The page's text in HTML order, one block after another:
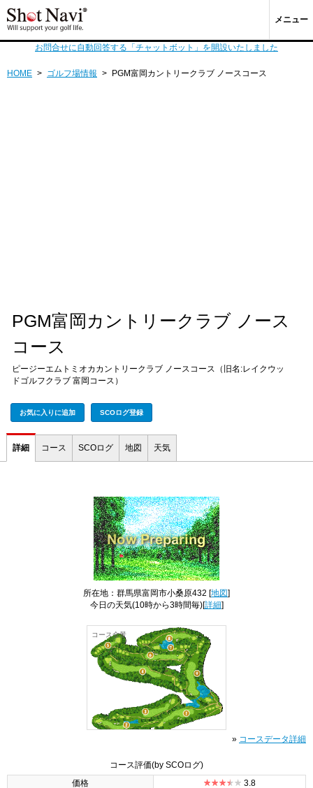
メニュー
お問合せに自動回答する「チャットボット」を開設いたしました
HOME > ゴルフ場情報 > PGM富岡カントリークラブ ノースコース
PGM富岡カントリークラブ ノース
コース
ピージーエムトミオカカントリークラブ ノースコース（旧名:レイクウッ
ドゴルフクラブ 富岡コース）
お気に入りに追加 SCOログ登録
詳細 コース SCOログ 地図 天気
所在地：群馬県富岡市小桑原432 [地図]
今日の天気(10時から3時間毎)[詳細]
コース全景
» コースデータ詳細
コース評価(by SCOログ)
価格
3.8